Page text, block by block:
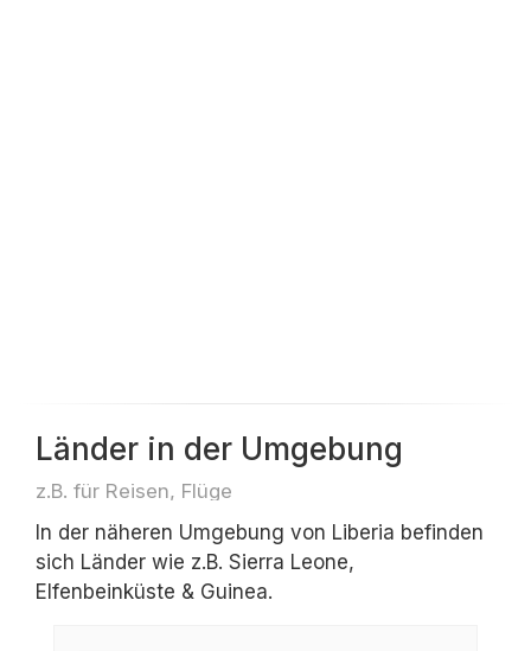
Länder in der Umgebung
z.B. für Reisen, Flüge
In der näheren Umgebung von Liberia befinden
sich Länder wie z.B. Sierra Leone,
Elfenbeinküste & Guinea.